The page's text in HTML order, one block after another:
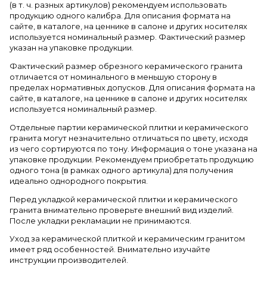
(в т. ч. разных артикулов) рекомендуем использовать
продукцию одного калибра. Для описания формата на
сайте, в каталоге, на ценнике в салоне и других носителях
используется номинальный размер. Фактический размер
указан на упаковке продукции.
Фактический размер обрезного керамического гранита
отличается от номинального в меньшую сторону в
пределах нормативных допусков. Для описания формата на
сайте, в каталоге, на ценнике в салоне и других носителях
используется номинальный размер.
Отдельные партии керамической плитки и керамического
гранита могут незначительно отличаться по цвету, исходя
из чего сортируются по тону. Информация о тоне указана на
упаковке продукции. Рекомендуем приобретать продукцию
одного тона (в рамках одного артикула) для получения
идеально однородного покрытия.
Перед укладкой керамической плитки и керамического
гранита внимательно проверьте внешний вид изделий.
После укладки рекламации не принимаются.
Уход за керамической плиткой и керамическим гранитом
имеет ряд особенностей. Внимательно изучайте
инструкции производителей.